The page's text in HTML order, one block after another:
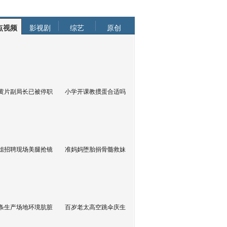
视频 影视剧 综艺 原创
片副局长已被停职 小学开课教掼蛋合适吗
招聘现场美腿抢镜 准妈妈堕胎捐骨髓救妹
生产场地环境肮脏 百岁老太高空跳伞庆生